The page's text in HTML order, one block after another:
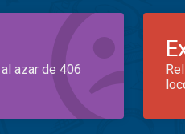
azar de 406